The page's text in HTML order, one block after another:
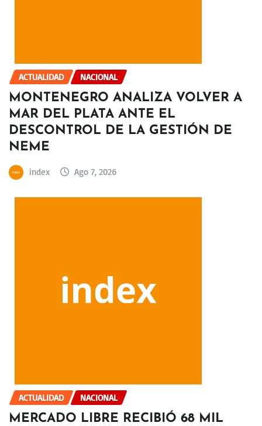
ACTUALIDAD NACIONAL
MONTENEGRO ANALIZA VOLVER A
MAR DEL PLATA ANTE EL
DESCONTROL DE LA GESTIÓN DE
NEME
index Ago 7, 2026
ACTUALIDAD NACIONAL
MERCADO LIBRE RECIBIÓ 68 MIL